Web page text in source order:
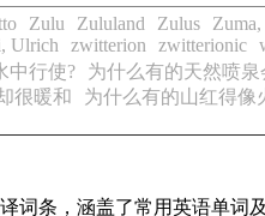
Zulu Zululand Zulus Zuma,
Ulrich zwitterion zwitterionic
中行使?
为什么有的天然喷
很暖和
为什么有的山红得像
词条，涵盖了常用英语单词